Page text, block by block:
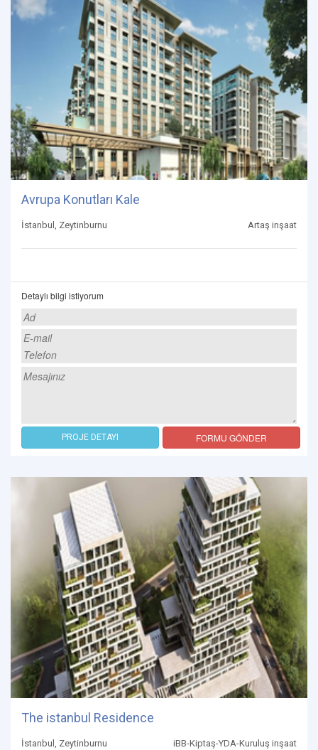
Avrupa Konutları Kale
İstanbul, Zeytinburnu Artaş inşaat
Detaylı bilgi istiyorum
PROJE DETAYI FORMU GÖNDER
The istanbul Residence
İstanbul, Zeytinburnu iBB-Kiptaş-YDA-Kuruluş inşaat